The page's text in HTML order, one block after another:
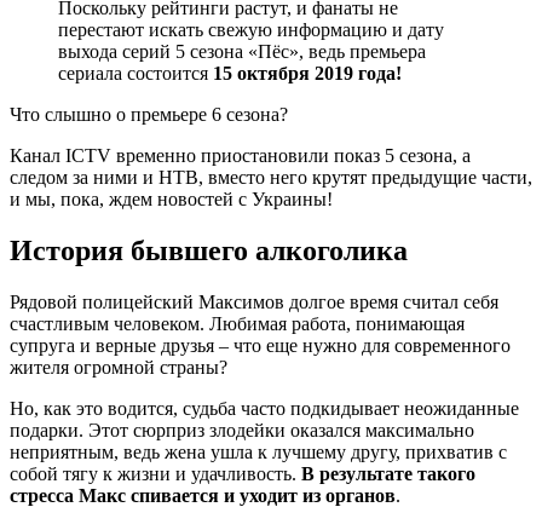
Поскольку рейтинги растут, и фанаты не
перестают искать свежую информацию и дату
выхода серий 5 сезона «Пёс», ведь премьера
сериала состоится 15 октября 2019 года!
Что слышно о премьере 6 сезона?
Канал ICTV временно приостановили показ 5 сезона, а
следом за ними и НТВ, вместо него крутят предыдущие части,
и мы, пока, ждем новостей с Украины!
История бывшего алкоголика
Рядовой полицейский Максимов долгое время считал себя
счастливым человеком. Любимая работа, понимающая
супруга и верные друзья – что еще нужно для современного
жителя огромной страны?
Но, как это водится, судьба часто подкидывает неожиданные
подарки. Этот сюрприз злодейки оказался максимально
неприятным, ведь жена ушла к лучшему другу, прихватив с
собой тягу к жизни и удачливость. В результате такого
стресса Макс спивается и уходит из органов.